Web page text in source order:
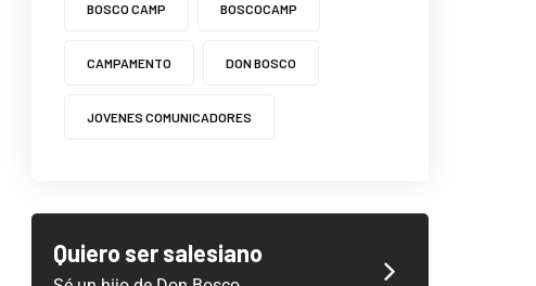
BOSCO CAMP BOSCOCAMP
CAMPAMENTO DON BOSCO
JOVENES COMUNICADORES
Quiero ser salesiano